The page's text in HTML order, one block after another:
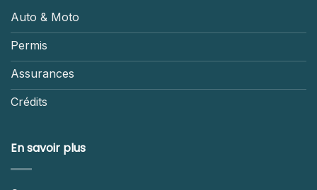
Auto & Moto
Permis
Assurances
Crédits
En savoir plus